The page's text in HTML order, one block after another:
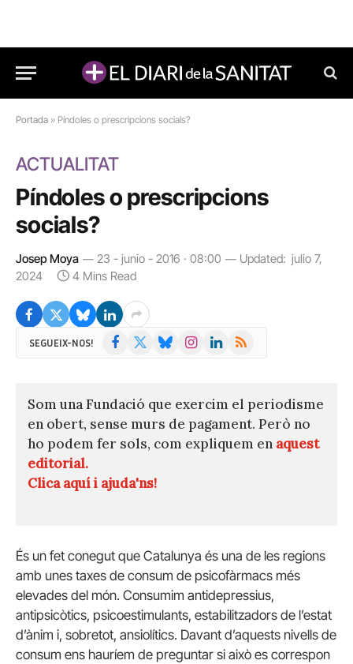
Portada » Píndoles o prescripcions socials?
ACTUALITAT
Píndoles o prescripcions
socials?
Josep Moya 23 - junio - 2016 · 08:00 Updated: julio 7,
2024
4 Mins Read
SEGUEIX-NOS! Facebook BlueskyInstagramLinkedIn
RSS
Som una Fundació que exercim el periodisme
en obert, sense murs de pagament. Però no
ho podem fer sols, com expliquem en aquest
editorial.
Clica aquí i ajuda'ns!
És un fet conegut que Catalunya és una de les regions
amb unes taxes de consum de psicofàrmacs més
elevades del món. Consumim antidepressius,
antipsicòtics, psicoestimulants, estabilitzadors de l’estat
d’ànim i, sobretot, ansiolítics. Davant d’aquests nivells de
consum ens hauríem de preguntar si això es correspon